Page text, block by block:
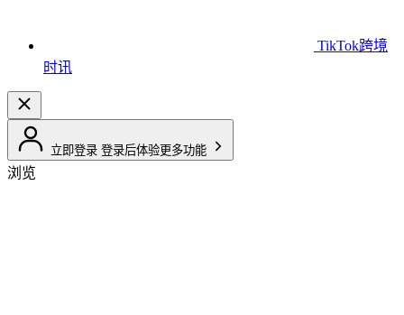
TikTok跨境
时讯
立即登录 登录后体验更多功能
浏览